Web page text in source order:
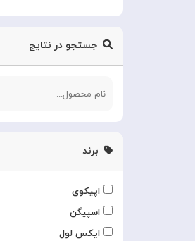
جستجو در نتایج
برند
اپیکوی
اسپیگن
ایکس لول